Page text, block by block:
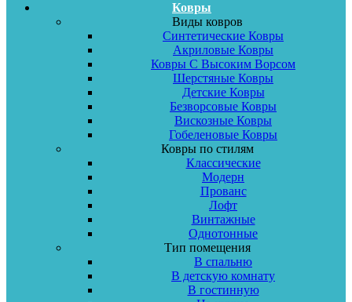
Ковры
Виды ковров
Синтетические Ковры
Акриловые Ковры
Ковры С Высоким Ворсом
Шерстяные Ковры
Детские Ковры
Безворсовые Ковры
Вискозные Ковры
Гобеленовые Ковры
Ковры по стилям
Классические
Модерн
Прованс
Лофт
Винтажные
Однотонные
Тип помещения
В спальню
В детскую комнату
В гостинную